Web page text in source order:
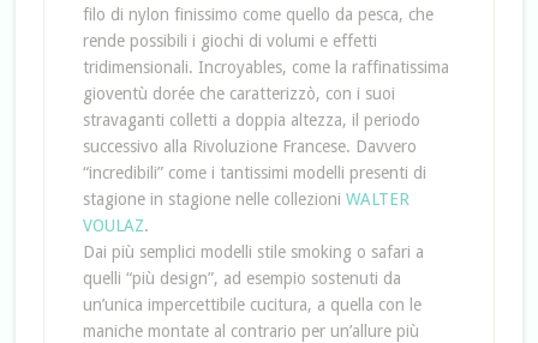
filo di nylon finissimo come quello da pesca, che
rende possibili i giochi di volumi e effetti
tridimensionali. Incroyables, come la raffinatissima
gioventù dorée che caratterizzò, con i suoi
stravaganti colletti a doppia altezza, il periodo
successivo alla Rivoluzione Francese. Davvero
“incredibili” come i tantissimi modelli presenti di
stagione in stagione nelle collezioni WALTER
VOULAZ.
Dai più semplici modelli stile smoking o safari a
quelli “più design”, ad esempio sostenuti da
un’unica impercettibile cucitura, a quella con le
maniche montate al contrario per un’allure più